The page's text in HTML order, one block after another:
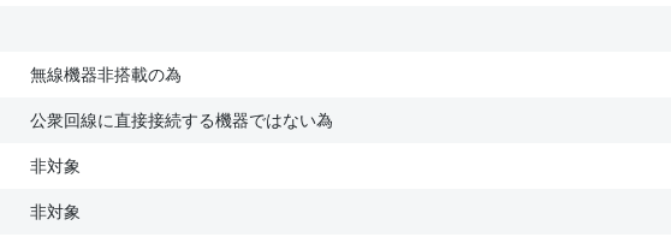
無線機器非搭載の為
公衆回線に直接接続する機器ではない為
非対象
非対象